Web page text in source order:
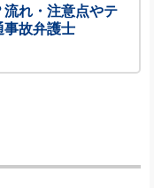
れ・注意点やテ
事故弁護士